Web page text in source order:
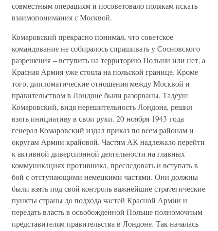
совместным операциям и посоветовало полякам искать
взаимопонимания с Москвой.
Комаровский прекрасно понимал, что советское
командование не собиралось спрашивать у Сосновского
разрешения – вступить на территорию Польши или нет, а
Красная Армия уже стояла на польской границе. Кроме
того, дипломатические отношения между Москвой и
правительством в Лондоне были разорваны. Тадеуш
Комаровский, видя нерешительность Лондона, решил
взять инициативу в свои руки. 20 ноября 1943 года
генерал Комаровский издал приказ по всем районам и
округам Армии крайовой. Частям АК надлежало перейти
к активной диверсионной деятельности на главных
коммуникациях противника, преследовать и вступать в
бой с отступающими немецкими частями. Они должны
были взять под свой контроль важнейшие стратегические
пункты страны до подхода частей Красной Армии и
передать власть в освобожденной Польше полномочным
представителям правительства в Лондоне. Так началась